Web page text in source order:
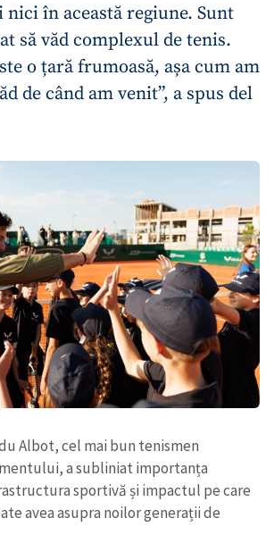
nici în această regiune. Sunt
să văd complexul de tenis.
o țară frumoasă, așa cum am
de când am venit”, a spus del
Albot, cel mai bun tenismen
a subliniat importanța
sportivă și impactul pe care
avea asupra noilor generații de